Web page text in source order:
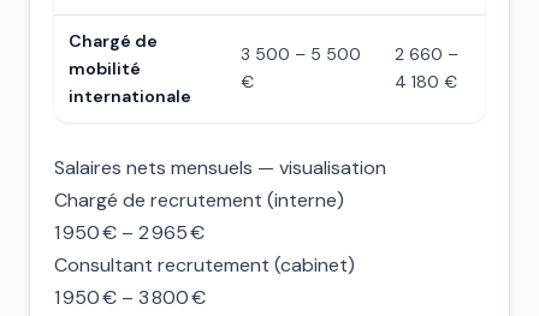
Chargé de
mobilité
internationale
3 500 – 5 500
€
2 660 –
4 180 €
Salaires nets mensuels — visualisation
Chargé de recrutement (interne)
1 950 € – 2 965 €
Consultant recrutement (cabinet)
1 950 € – 3 800 €